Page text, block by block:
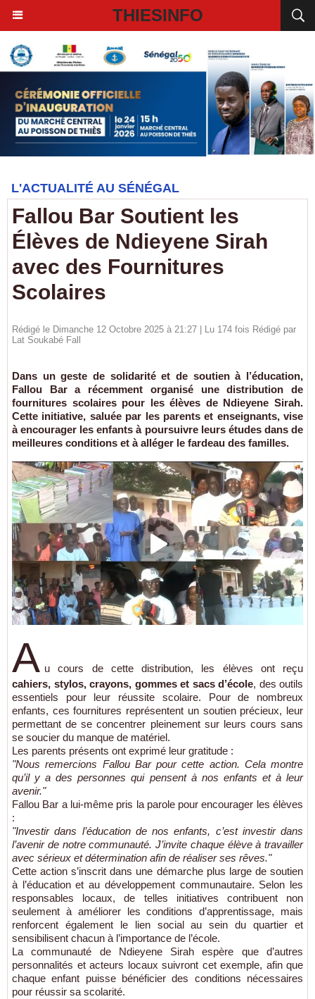
THIESINFO
L'ACTUALITÉ AU SÉNÉGAL
Fallou Bar Soutient les
Élèves de Ndieyene Sirah
avec des Fournitures
Scolaires
Rédigé le Dimanche 12 Octobre 2025 à 21:27 | Lu 174 fois Rédigé par
Lat Soukabé Fall
Dans un geste de solidarité et de soutien à l’éducation,
Fallou Bar a récemment organisé une distribution de
fournitures scolaires pour les élèves de Ndieyene Sirah.
Cette initiative, saluée par les parents et enseignants, vise
à encourager les enfants à poursuivre leurs études dans de
meilleures conditions et à alléger le fardeau des familles.
A u cours de cette distribution, les élèves ont reçu
cahiers, stylos, crayons, gommes et sacs d’école, des outils
essentiels pour leur réussite scolaire. Pour de nombreux
enfants, ces fournitures représentent un soutien précieux, leur
permettant de se concentrer pleinement sur leurs cours sans
se soucier du manque de matériel.
Les parents présents ont exprimé leur gratitude :
"Nous remercions Fallou Bar pour cette action. Cela montre
qu’il y a des personnes qui pensent à nos enfants et à leur
avenir."
Fallou Bar a lui-même pris la parole pour encourager les élèves
:
"Investir dans l’éducation de nos enfants, c’est investir dans
l’avenir de notre communauté. J’invite chaque élève à travailler
avec sérieux et détermination afin de réaliser ses rêves."
Cette action s’inscrit dans une démarche plus large de soutien
à l’éducation et au développement communautaire. Selon les
responsables locaux, de telles initiatives contribuent non
seulement à améliorer les conditions d’apprentissage, mais
renforcent également le lien social au sein du quartier et
sensibilisent chacun à l’importance de l’école.
La communauté de Ndieyene Sirah espère que d’autres
personnalités et acteurs locaux suivront cet exemple, afin que
chaque enfant puisse bénéficier des conditions nécessaires
pour réussir sa scolarité.